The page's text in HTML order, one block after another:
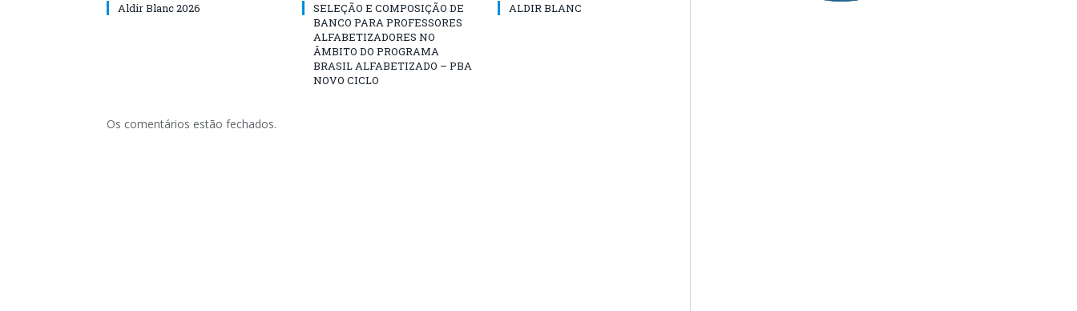
Aldir Blanc 2026
SELEÇÃO E COMPOSIÇÃO DE
BANCO PARA PROFESSORES
ALFABETIZADORES NO
ÂMBITO DO PROGRAMA
BRASIL ALFABETIZADO – PBA
NOVO CICLO
ALDIR BLANC
Os comentários estão fechados.